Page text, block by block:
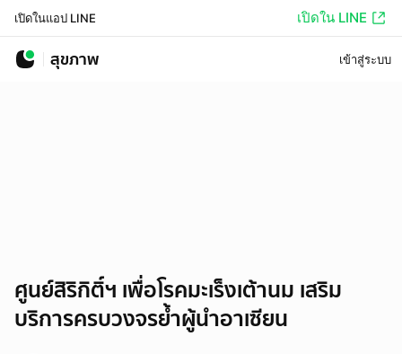
เปิดในแอป LINE เปิดใน LINE
สุขภาพ เข้าสู่ระบบ
ศูนย์สิริกิติ์ฯ เพื่อโรคมะเร็งเต้านม เสริม
บริการครบวงจรย้ำผู้นำอาเซียน